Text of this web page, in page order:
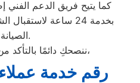
كما يتيح فريق الدعم الفني
بخدمة 24 ساعة
الصيانة اللازمة.
. ننصحكِ دائمًا بالتأكد،
رقم خدمة عملاء